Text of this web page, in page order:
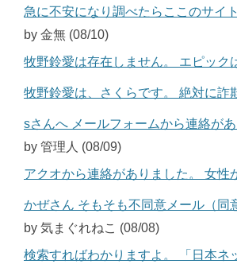
急に不安になり調べたらここのサイ
by 金無 (08/10)
牧野鈴愛は存在しません。 エピック
牧野鈴愛は、さくらです。 絶対に詐
sさんへ メールフォームから連絡があ
by 管理人 (08/09)
アクオから連絡がありました。 女性
かぜさん そもそも不同意メール（同
by 気まぐれねこ (08/08)
検索すればわかりますよ。 「日本ネ